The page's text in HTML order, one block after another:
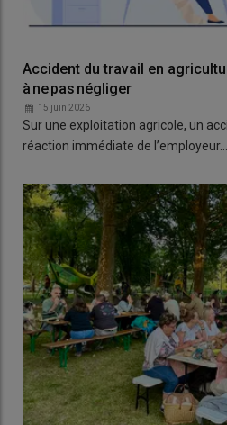
Accident du travail en
à ne pas négliger
15 juin 2026
Sur une exploitation agricole, un
réaction immédiate de l’employeur.…